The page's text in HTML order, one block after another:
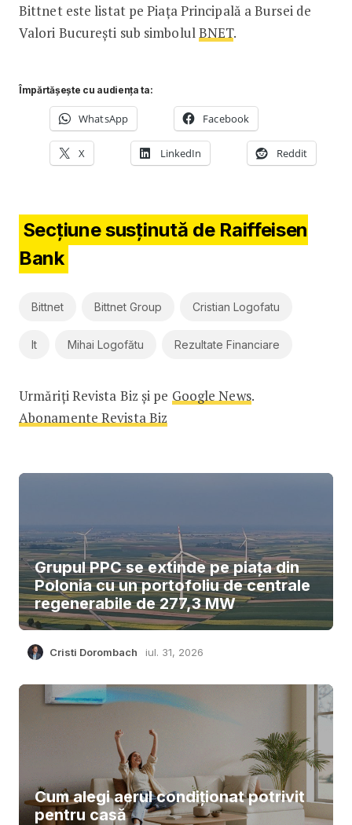
Bittnet este listat pe Piața Principală a Bursei de
Valori București sub simbolulBNET.
Împărtășește cu audiența ta:
WhatsApp Facebook
X LinkedIn Reddit
Secțiune susținută de Raiffeisen
Bank
Bittnet Bittnet Group Cristian Logofatu
It Mihai Logofătu Rezultate Financiare
Urmăriți Revista Biz și pe Google News.
Abonamente Revista Biz
Grupul PPC se extinde pe piața din
Polonia cu un portofoliu de centrale
regenerabile de 277,3 MW
Cristi Dorombach iul. 31, 2026
Cum alegi aerul condiționat potrivit
pentru casă